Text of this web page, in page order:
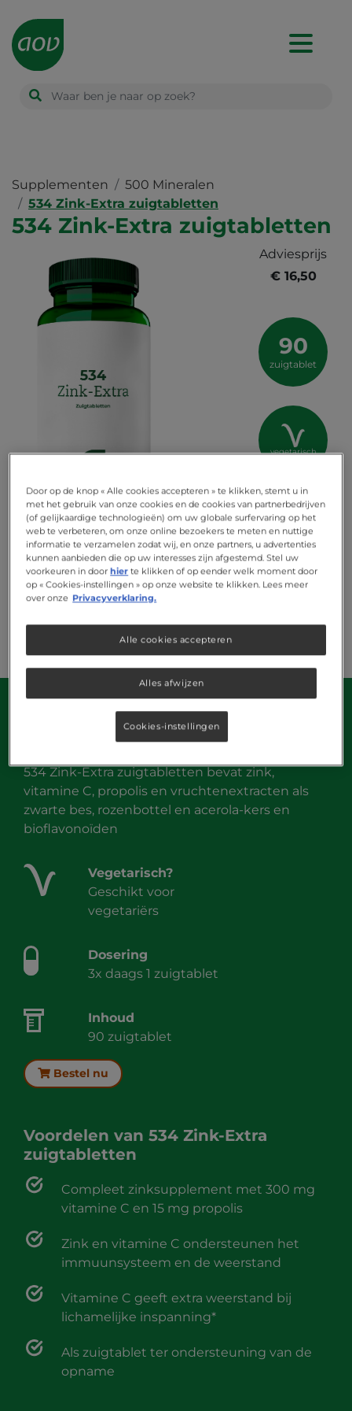
Main
navigation
Supplementen
500 Mineralen
534 Zink-Extra zuigtabletten
534 Zink-Extra zuigtabletten
Adviesprijs
€ 16,50
90
zuigtablet
vegetarisch
534 Zink-Extra zuigtabletten
534 Zink-Extra zuigtabletten bevat zink,
vitamine C, propolis en vruchtenextracten als
zwarte bes, rozenbottel en acerola-kers en
bioflavonoïden
Vegetarisch?
Geschikt voor
vegetariërs
Dosering
3x daags 1 zuigtablet
Inhoud
90 zuigtablet
Bestel nu
Voordelen van 534 Zink-Extra
zuigtabletten
Compleet zinksupplement met 300 mg
vitamine C en 15 mg propolis
Zink en vitamine C ondersteunen het
immuunsysteem en de weerstand
Vitamine C geeft extra weerstand bij
lichamelijke inspanning*
Als zuigtablet ter ondersteuning van de
opname
Door op de knop « Alle cookies accepteren » te klikken, stemt u in
met het gebruik van onze cookies en de cookies van partnerbedrijven
(of gelijkaardige technologieën) om uw globale surfervaring op het
web te verbeteren, om onze online bezoekers te meten en nuttige
informatie te verzamelen zodat wij, en onze partners, u advertenties
kunnen aanbieden die op uw interesses zijn afgestemd. Stel uw
voorkeuren in doorhier te klikken of op eender welk moment door
op « Cookies-instellingen » op onze website te klikken. Lees meer
over onze Privacyverklaring.
Alles afwijzen
Alle cookies accepteren
Cookies-instellingen